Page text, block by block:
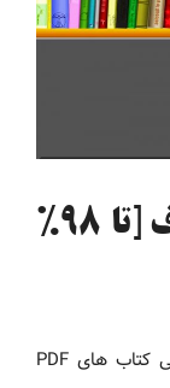
دانلود کتاب pdf پی دی اف [تا 98%
دانلود 10 میلیون کتاب پی دی اف زبان اصلی کتاب های PDF